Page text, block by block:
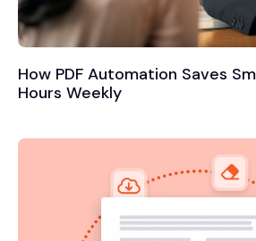
How PDF Automation Saves
Hours Weekly